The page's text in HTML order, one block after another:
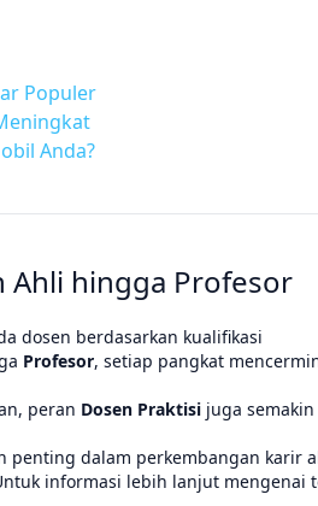
Populer
Anda?
Ahli hingga Profesor
dosen berdasarkan kualifikasi
Profesor, setiap pangkat
peran Dosen Praktisi juga
dalam perkembangan
informasi lebih lanjut mengenai